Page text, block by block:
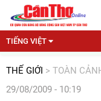
TIẾNG VIỆT
THẾ GIỚI > TOÀN
29/08/2009 - 10:19